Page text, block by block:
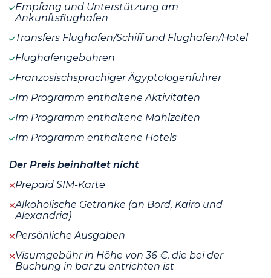
Empfang und Unterstützung am
Ankunftsflughafen
Transfers Flughafen/Schiff und Flughafen/Hotel
Flughafengebühren
Französischsprachiger Ägyptologenführer
Im Programm enthaltene Aktivitäten
Im Programm enthaltene Mahlzeiten
Im Programm enthaltene Hotels
Der Preis beinhaltet nicht
Prepaid SIM-Karte
Alkoholische Getränke (an Bord, Kairo und
Alexandria)
Persönliche Ausgaben
Visumgebühr in Höhe von 36 €, die bei der
Buchung in bar zu entrichten ist